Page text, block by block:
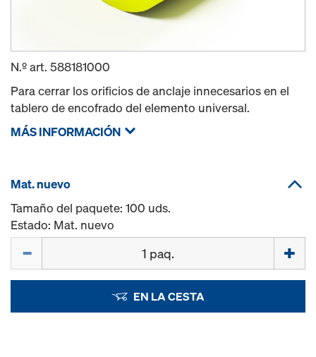
N.º art. 588181000
Para cerrar los orificios de anclaje innecesarios en el
tablero de encofrado del elemento universal.
MÁS INFORMACIÓN
Mat. nuevo
Tamaño del paquete: 100 uds.
Estado: Mat. nuevo
EN LA CESTA